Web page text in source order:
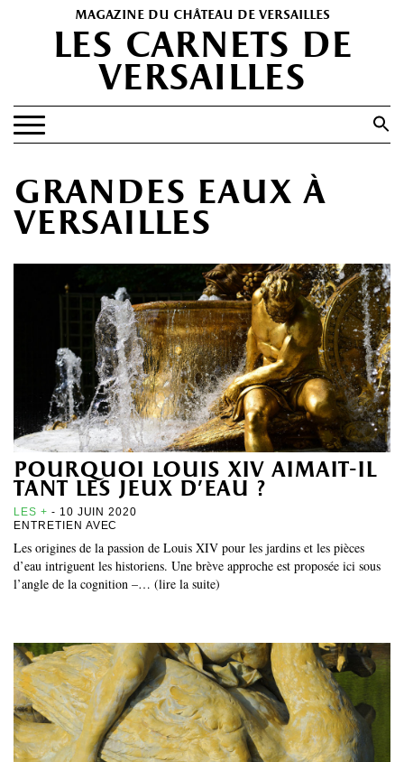
magazine du château de versailles
les carnets de
versailles
Search Button
PATRIMOINE
PORTFOLIOS
HISTOIRE(S)
LES +
ABONNEMENT GRATUIT AU MAGAZINE
grandes eaux à
versailles
pourquoi louis xiv aimait-il
tant les jeux d’eau ?
LES + - 10 JUIN 2020
ENTRETIEN AVEC
Les origines de la passion de Louis XIV pour les jardins et les pièces
d’eau intriguent les historiens. Une brève approche est proposée ici sous
l’angle de la cognition –… (lire la suite)